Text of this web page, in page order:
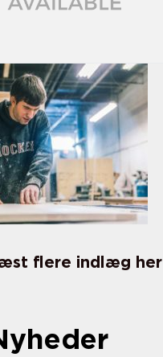
flere indlæg her